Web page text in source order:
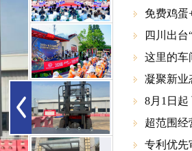
 免费鸡蛋
 四川出
 这里的车
 凝聚新业
 8月1日
 超范围经
 专利优先